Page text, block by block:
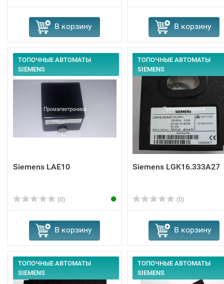
В корзину В корзину
ТОПОЧНЫЕ АВТОМАТЫ
SIEMENS
Siemens LAE10
(0)
В корзину
ТОПОЧНЫЕ АВТОМАТЫ
SIEMENS
Siemens LGK16.333A27
(0)
В корзину
ТОПОЧНЫЕ АВТОМАТЫ
SIEMENS
ТОПОЧНЫЕ АВТОМАТЫ
SIEMENS